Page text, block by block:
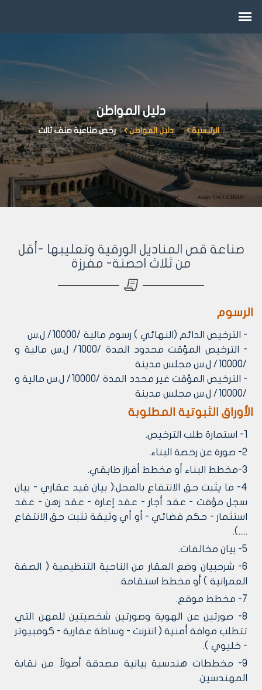
دليل المواطن
الرئيسية دليل المواطن رخص صناعية صنف ثالث
صناعة قص المناديل الورقية وتعليبها -أقل
من ثلاث احصنة- مفرزة
الرسوم
- الترخيص الدائم (النهائي ) رسوم مالية /10000/ ل.س
- الترخيص المؤقت محدود المدة /1000/ ل.س مالية و
/10000/ ل.س مجلس مدينة
- الترخيص المؤقت غير محدد المدة /10000/ ل.س مالية و
/10000/ ل.س مجلس مدينة
الأوراق الثبوتية المطلوبة
1- استمارة طلب الترخيص.
2- صورة عن رخصة البناء.
3-مخطط البناء أو مخطط أفراز طابقي.
4- ما يثبت حق الانتفاع بالمحل:( بيان قيد عقاري - بيان
سجل مؤقت - عقد أجار - عقد إعارة - عقد رهن - عقد
استثمار - حكم قضائي - أو أي وثيقة تثبت حق الانتفاع
.....).
5- بيان مخالفات.
6- شرحبيان وضع العقار من الناحية التنظيمية ( الصفة
العمرانية ) أو مخطط استقامة.
7- مخطط موقع.
8- صورتين عن الهوية وصورتين شخصيتين للمهن التي
تتطلب موافة أمنية ( انترنت - وساطة عقارية - كومبيوتر
- خليوي ).
9- مخططات هندسية بيانية مصدقة أصولاً من نقابة
المهندسين.